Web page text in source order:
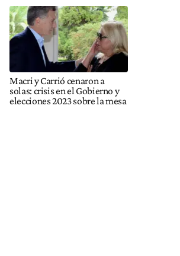
Macri y Carrió cenaron a
solas: crisis en el Gobierno y
elecciones 2023 sobre la mesa